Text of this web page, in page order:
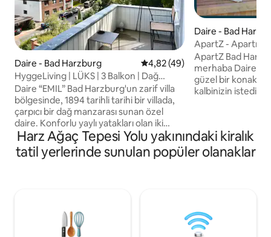
Daire - Bad Harzburg 5 üzerinden ortalama 4,82
4,82 (49)
HyggeLiving | LÜKS | 3 Balkon | Dağ
Manzarası | 100 m2
Daire “EMIL” Bad Harzburg'un zarif villa
bölgesinde, 1894 tarihli tarihi bir villada,
çarpıcı bir dağ manzarası sunan özel
daire. Konforlu yaylı yatakları olan iki
yatak odası, üç balkon ve geniş bir
oturma ve yemek alanı, rahatlamak ve
gevşemek için bolca alan sağlar. 55 inç
talimatlara uyduğunuzdan emin olun!
Daire - Bad
ApartZ -
Asansör-Park yeri
ApartZ Bad
merhaba Dairemiz, Bad Harzburg'da
güzel bir
kalbinizin istediği
donanımlı
bakım seti -
- Kapının
Harz Ağaç Tepesi Yolu yakınındaki kiralık
tatil yerlerinde sunulan popüler olanaklar